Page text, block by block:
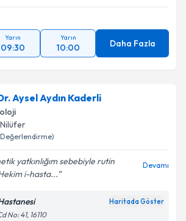
Yarın
09:30
Yarın
10:00 Daha Fazla
Aysel Aydın Kaderli
Nilüfer
Değerlendirme)
yatkınlığım sebebiyle rutin
i-hasta...
Devamı
Haritada Göster
No: 41, 16110